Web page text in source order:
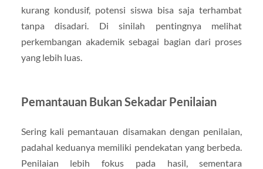
kurang kondusif, potensi siswa bisa saja terhambat
tanpa disadari. Di sinilah pentingnya melihat
perkembangan akademik sebagai bagian dari proses
yang lebih luas.
Pemantauan Bukan Sekadar Penilaian
Sering kali pemantauan disamakan dengan penilaian,
padahal keduanya memiliki pendekatan yang berbeda.
Penilaian lebih fokus pada hasil, sementara